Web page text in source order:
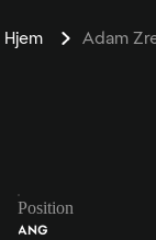
Hjem Adam
Position
ANG